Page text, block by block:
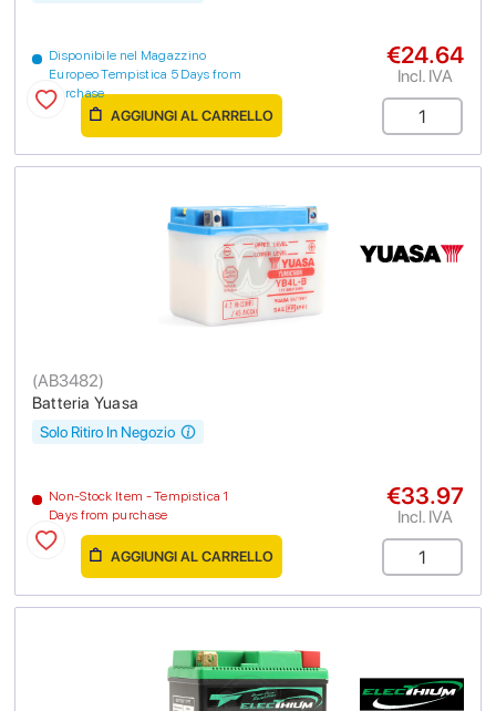
Disponibile nel Magazzino
Europeo Tempistica 5 Days from
purchase
€24.64
Incl. IVA
AGGIUNGI AL CARRELLO
Batteria Yuasa
(AB3482)
Non-Stock Item - Tempistica 1
Days from purchase
Solo Ritiro In Negozio
€33.97
Incl. IVA
AGGIUNGI AL CARRELLO